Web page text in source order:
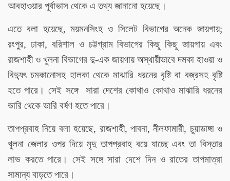
আবহাওয়ার পূর্বাভাস থেকে এ তথ্য জানানো হয়েছে।
এতে বলা হয়েছে, ময়মনসিংহ ও সিলেট বিভাগের অনেক জায়গায়;
রংপুর, ঢাকা, বরিশাল ও চট্টগ্রাম বিভাগের কিছু কিছু জায়গায় এবং
রাজশাহী ও খুলনা বিভাগের দু-এক জায়গায় অস্থায়ীভাবে দমকা হাওয়া ও
বিদ্যুৎ চমকানোসহ হালকা থেকে মাঝারি ধরনের বৃষ্টি বা বজ্রসহ বৃষ্টি
হতে পারে। সেই সঙ্গে সারা দেশের কোথাও কোথাও মাঝারি ধরনের
ভারি থেকে ভারি বর্ষণ হতে পারে।
তাপপ্রবাহ নিয়ে বলা হয়েছে, রাজশাহী, পাবনা, নীলফামারী, চুয়াডাঙ্গা ও
খুলনা জেলার ওপর দিয়ে মৃদু তাপপ্রবাহ বয়ে যাচ্ছে এবং তা বিস্তার
লাভ করতে পারে। সেই সঙ্গে সারা দেশে দিন ও রাতের তাপমাত্রা
সামান্য বাড়তে পারে।